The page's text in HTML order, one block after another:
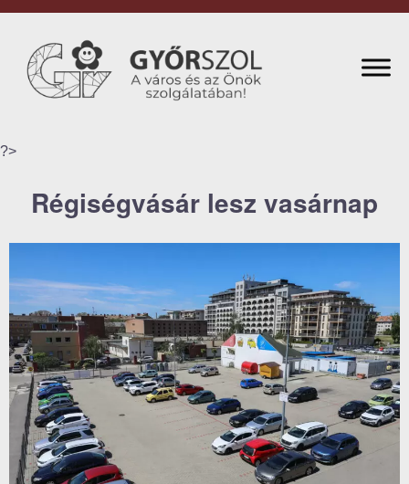
?>
Régiségvásár lesz vasárnap